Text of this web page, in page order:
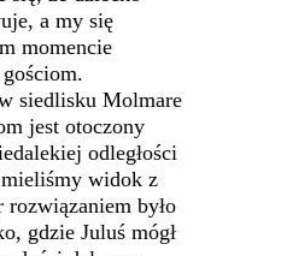
a my się
momencie
siedlisku Molmare
jest otoczony
odległości
widok z
rozwiązaniem było
gdzie Juluś mógł